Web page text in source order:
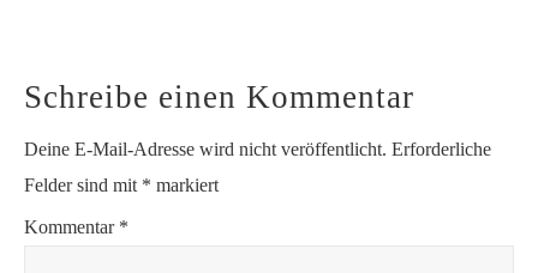
Schreibe einen Kommentar
Deine E-Mail-Adresse wird nicht veröffentlicht. Erforderliche
Felder sind mit * markiert
Kommentar *